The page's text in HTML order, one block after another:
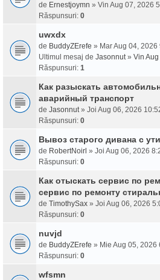
de Ernestjoymn » Vin Aug 07, 2026
Răspunsuri: 0
uwxdx
de BuddyZErefe » Mar Aug 04, 2026
Ultimul mesaj de Jasonnut» Vin
Răspunsuri: 1
Как разыскать
аварийный транспорт
de Jasonnut» Joi Aug 06, 2026
Răspunsuri: 0
Вывоз старого дивана с
de RobertNoirl » Joi Aug 06, 2026
Răspunsuri: 0
Как отыскать сервис по
сервис по ремонту
de TimothySax » Joi Aug 06, 2026
Răspunsuri: 0
nuvjd
de BuddyZErefe » Mie Aug 05, 2026
Răspunsuri: 0
wfsmn